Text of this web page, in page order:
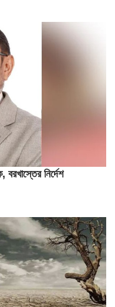
বরখাস্তের নির্দেশ